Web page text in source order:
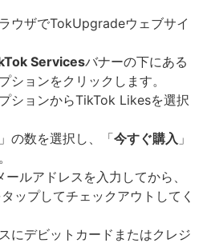
ウザでTokUpgradeウェブサイ
Servicesバナーの下にある
ションをクリックします。
ションからTikTok Likesを選択
の数を選択し、「今すぐ購入 」
ールアドレスを入力してから、
ップしてチェックアウトしてく
にデビットカードまたはクレジ